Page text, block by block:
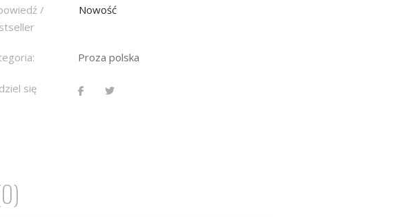
/
Nowość
Proza polska
się